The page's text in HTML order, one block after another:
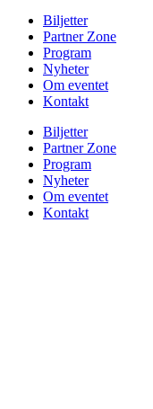
Biljetter
Partner Zone
Program
Nyheter
Om eventet
Kontakt
Biljetter
Partner Zone
Program
Nyheter
Om eventet
Kontakt